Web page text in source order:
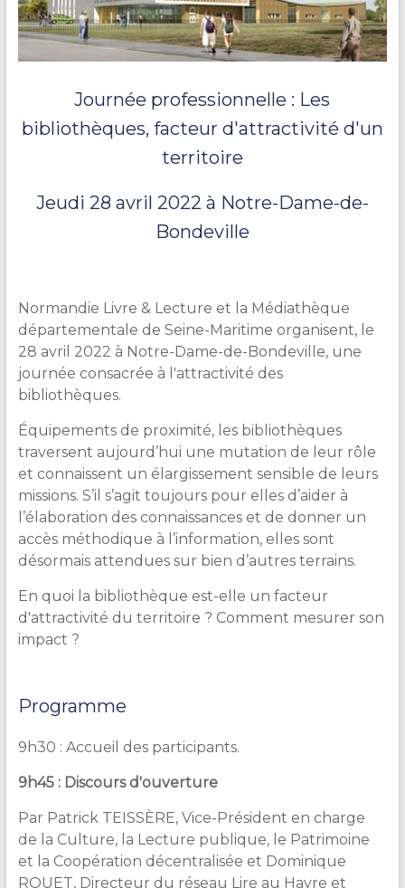
Journée professionnelle : Les
bibliothèques, facteur d'attractivité d'un
territoire
Jeudi 28 avril 2022 à Notre-Dame-de-
Bondeville
Normandie Livre & Lecture et la Médiathèque
départementale de Seine-Maritime organisent, le
28 avril 2022 à Notre-Dame-de-Bondeville, une
journée consacrée à l'attractivité des
bibliothèques.
Équipements de proximité, les bibliothèques
traversent aujourd’hui une mutation de leur rôle
et connaissent un élargissement sensible de leurs
missions. S’il s’agit toujours pour elles d’aider à
l’élaboration des connaissances et de donner un
accès méthodique à l’information, elles sont
désormais attendues sur bien d’autres terrains.
En quoi la bibliothèque est-elle un facteur
d'attractivité du territoire ? Comment mesurer son
impact ?
Programme
9h30 : Accueil des participants.
9h45 : Discours d'ouverture
Par Patrick TEISSÈRE, Vice-Président en charge
de la Culture, la Lecture publique, le Patrimoine
et la Coopération décentralisée et Dominique
ROUET, Directeur du réseau Lire au Havre et